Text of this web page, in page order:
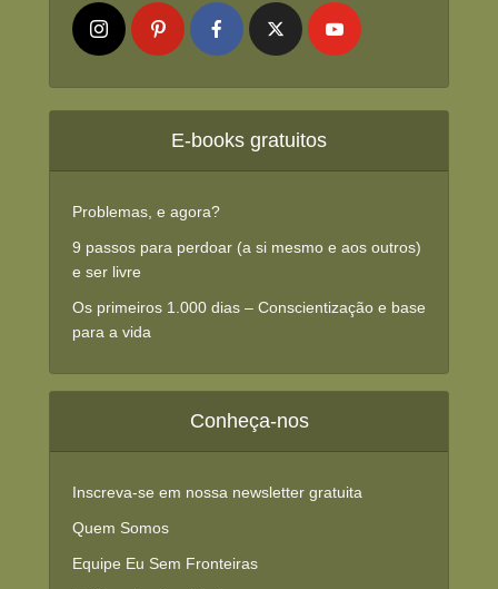
E-books gratuitos
Problemas, e agora?
9 passos para perdoar (a si mesmo e aos outros)
e ser livre
Os primeiros 1.000 dias – Conscientização e base
para a vida
Conheça-nos
Inscreva-se em nossa newsletter gratuita
Quem Somos
Equipe Eu Sem Fronteiras